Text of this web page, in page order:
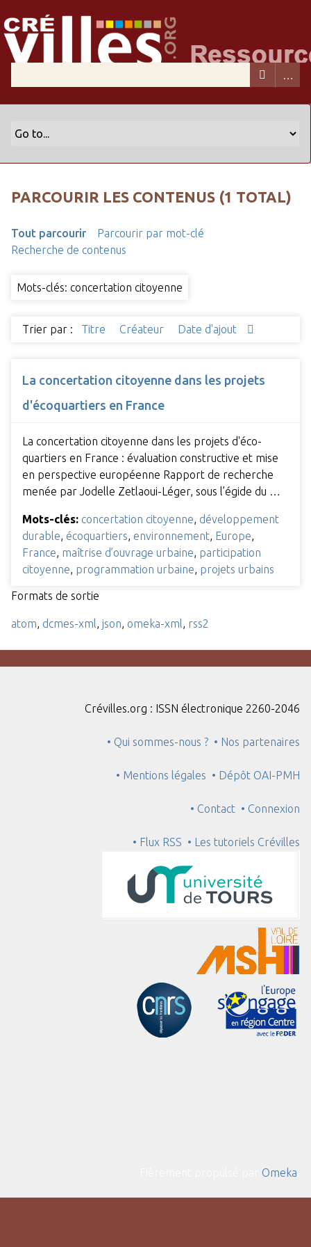
PARCOURIR LES CONTENUS (1 TOTAL)
Tout parcourir
Parcourir par mot-clé
Recherche de contenus
Mots-clés: concertation citoyenne
Trier par : Titre Créateur Date d'ajout
La concertation citoyenne dans les projets
d'écoquartiers en France
La concertation citoyenne dans les projets d'éco-
quartiers en France : évaluation constructive et mise
en perspective européenne Rapport de recherche
menée par Jodelle Zetlaoui-Léger, sous l’égide du …
Mots-clés: concertation citoyenne développement
durable écoquartiers environnement Europe
France maîtrise d’ouvrage urbaine participation
citoyenne programmation urbaine projets urbains
Formats de sortie
atom dcmes-xml json omeka-xml rss2
Crévilles.org : ISSN électronique 2260-2046
• Qui sommes-nous ? • Nos partenaires
• Mentions légales • Dépôt OAI-PMH
• Contact • Connexion
• Flux RSS • Les tutoriels Crévilles
Omeka